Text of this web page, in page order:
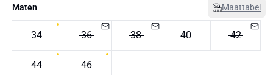
Maten Maattabel
34 36 38 40 42
44 46